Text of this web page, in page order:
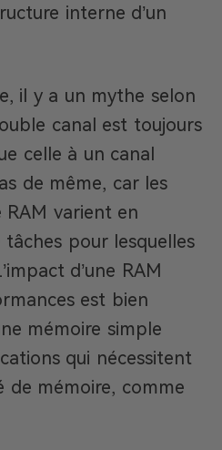
interne d’un
il y a un mythe selon
canal est toujours
celle à un canal
de même, car les
RAM varient en
pour lesquelles
d’une RAM
est bien
mémoire simple
qui nécessitent
de mémoire, comme